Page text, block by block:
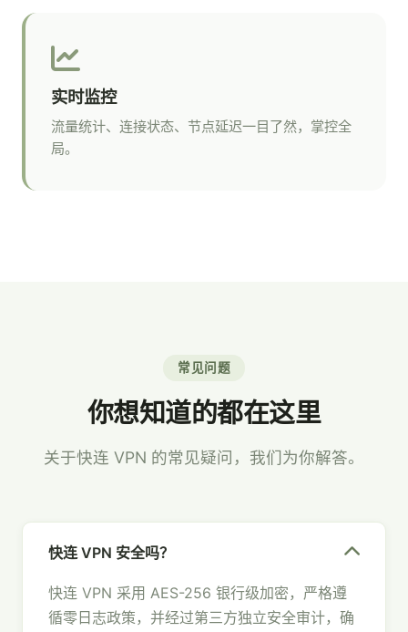
实时监控
流量统计、连接状态、节点延迟一目了然，掌控全
局。
常见问题
你想知道的都在这里
关于快连 VPN 的常见疑问，我们为你解答。
快连 VPN 安全吗？
快连 VPN 采用 AES-256 银行级加密，严格遵
循零日志政策，并经过第三方独立安全审计，确